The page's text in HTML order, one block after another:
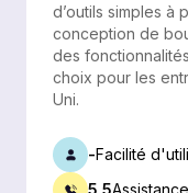
d’outils simples à
conception de
des
choix pour les
Uni.
-Facilité
5,5Assistance